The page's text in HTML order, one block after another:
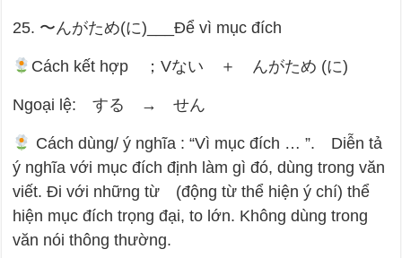
25. 〜んがため(に)___Để vì mục đích
Cách kết hợp ；Vない ＋ んがため (に)
Ngoại lệ: する → せん
Cách dùng/ ý nghĩa : “Vì mục đích … ”. Diễn tả
ý nghĩa với mục đích định làm gì đó, dùng trong văn
viết. Đi với những từ (động từ thể hiện ý chí) thể
hiện mục đích trọng đại, to lớn. Không dùng trong
văn nói thông thường.